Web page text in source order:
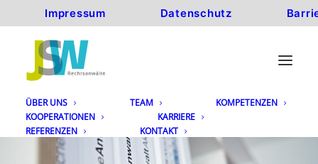
Impressum Datenschutz
ÜBER UNS TEAM
KOMPETENZEN
KOOPERATIONEN
KARRIERE
REFERENZEN
KONTAKT